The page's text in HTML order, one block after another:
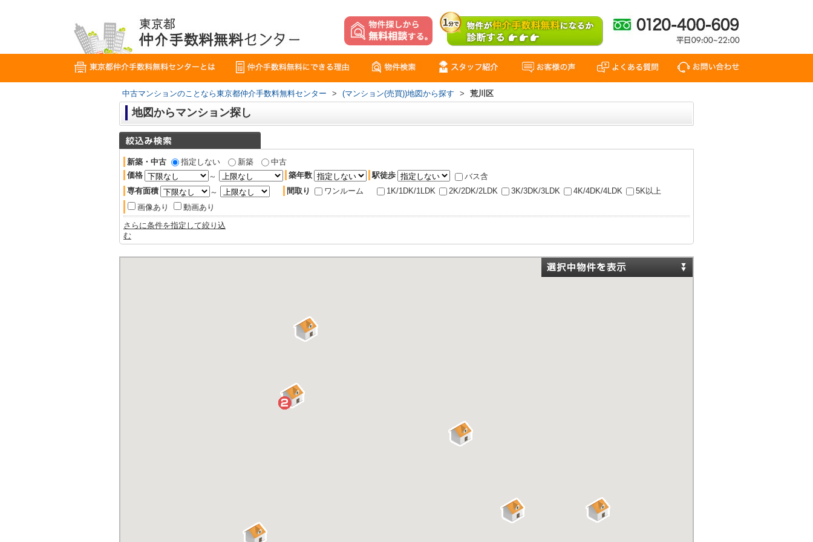
中古マンションのことなら東京都仲介手数料無料センター > (マンション(売買))地図から探す > 荒川区
地図からマンション探し
新築・中古 指定しない 新築
中古
価格
～ 築年数 駅徒歩
バス含
専有面積
～
画像あり
動画あり
間取り ワンルーム 1K/1DK/1LDK 2K/2DK/2LDK 3K/3DK/3LDK 4K/4DK/4LDK 5K以上
さらに条件を指定して絞り込
む